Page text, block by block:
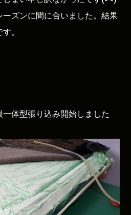
ズンに間に合いました。結果
。
一体型張り込み開始しました